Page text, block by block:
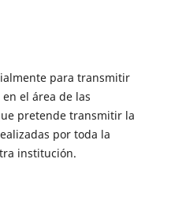
para transmitir
el área de las
pretende transmitir la
por toda la
institución.